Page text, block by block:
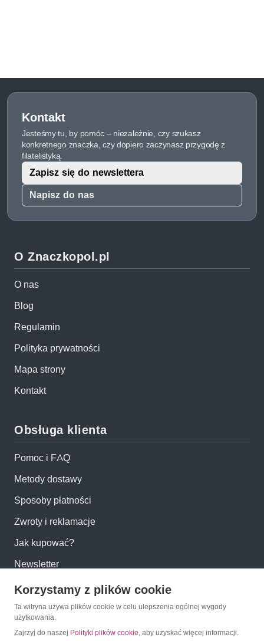
Kontakt
Jesteśmy tu, by pomóc – niezależnie, czy szukasz
konkretnego znaczka, czy dopiero zaczynasz przygodę z
filatelistyką.
Napisz do nas
Zapisz się do newslettera
O Znaczkopol.pl
O nas
Blog
Regulamin
Polityka prywatności
Mapa strony
Kontakt
Obsługa klienta
Pomoc i FAQ
Metody dostawy
Sposoby płatności
Zwroty i reklamacje
Jak kupować?
Newsletter
Konto
Moje konto
Korzystamy z plików cookie
Ta witryna używa plików cookie w celu ulepszenia ogólnej wygody
użytkowania.
Zajrzyj do naszej Polityki plików cookie, aby uzyskać więcej informacji.